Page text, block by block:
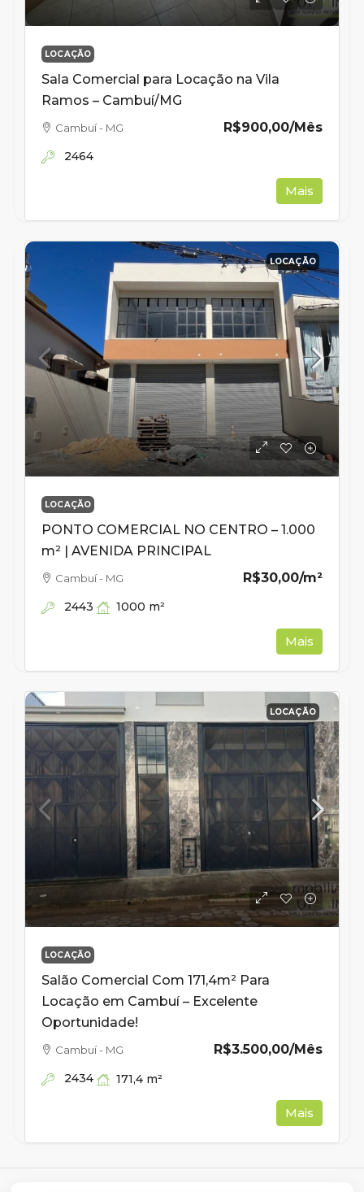
LOCAÇÃO
Sala Comercial para Locação na Vila
Ramos – Cambuí/MG
R$900,00/Mês
Cambuí - MG
2464
Mais
LOCAÇÃO
LOCAÇÃO
PONTO COMERCIAL NO CENTRO – 1.000
m² | AVENIDA PRINCIPAL
R$30,00/m²
Cambuí - MG
2443 1000 m²
Mais
LOCAÇÃO
LOCAÇÃO
Salão Comercial Com 171,4m² Para
Locação em Cambuí – Excelente
Oportunidade!
R$3.500,00/Mês
Cambuí - MG
2434 171,4 m²
Mais